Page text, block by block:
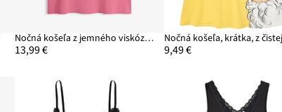
Nočná košeľa z jemného viskózového mixu
13,99 € 9,49 €